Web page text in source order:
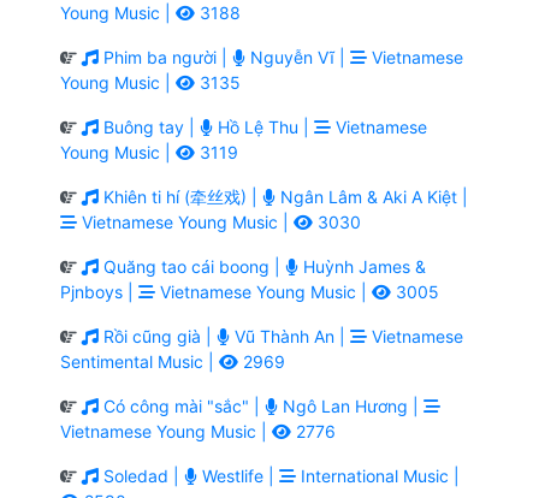
Young Music |
3188
Phim ba người | Nguyễn Vĩ |
Vietnamese
Young Music |
3135
Buông tay | Hồ Lệ Thu |
Vietnamese
Young Music |
3119
Khiên ti hí (牵丝戏) |
Ngân Lâm & Aki A Kiệt |
Vietnamese Young Music |
3030
Quăng tao cái boong |
Huỳnh James &
Pjnboys |
Vietnamese Young Music | 3005
Rồi cũng già | Vũ Thành An |
Vietnamese
Sentimental Music |
2969
Có công mài "sắc" |
Ngô Lan Hương |
Vietnamese Young Music |
2776
Soledad | Westlife |
International Music |